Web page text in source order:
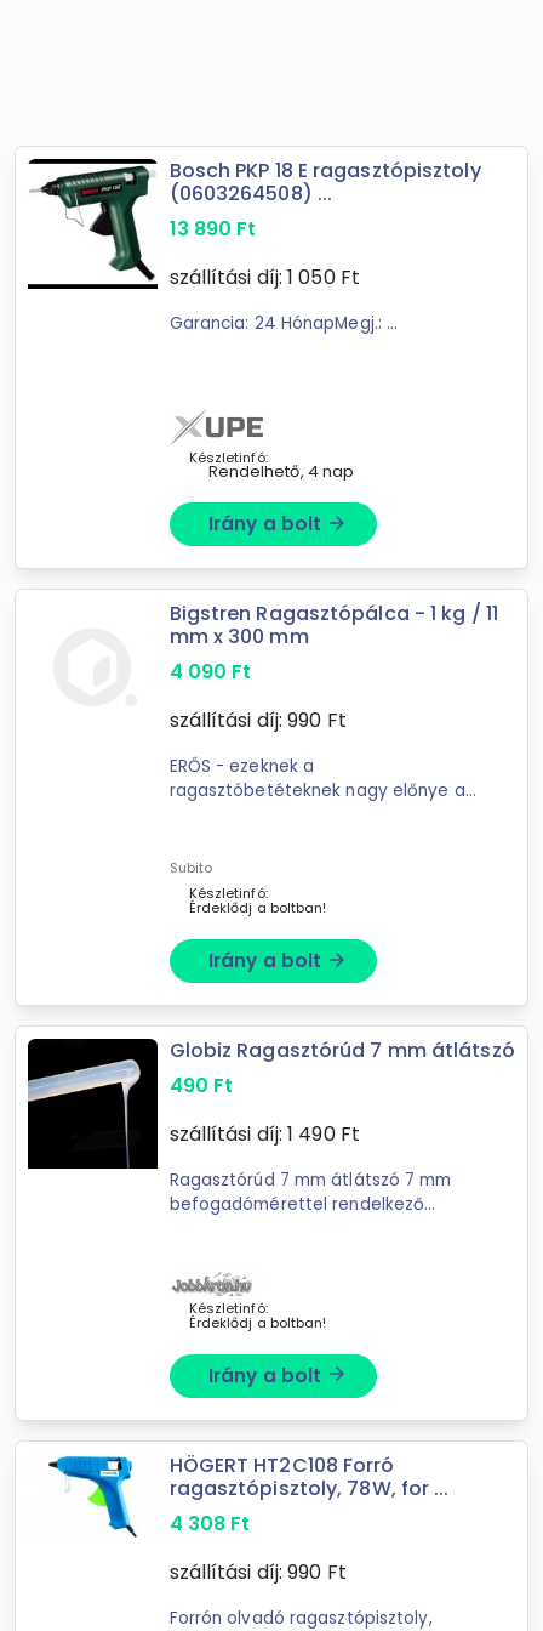
Bosch PKP 18 E ragasztópisztoly
(0603264508) ...
13 890 Ft
szállítási díj: 1 050Ft
Garancia: 24 HónapMegj.: ...
Készletinfó:
Rendelhető, 4 nap
Irány a bolt arrow_forward
Bigstren Ragasztópálca - 1 kg / 11
mm x 300 mm
4 090 Ft
szállítási díj: 990 Ft
ERŐS - ezeknek a
ragasztóbetéteknek nagy előnye a
ragasztott felület típusától.
UNIVERZÁLIS - a 11 ...
Subito
Készletinfó:
Érdeklődj a boltban!
Irány a bolt arrow_forward
Globiz Ragasztórúd 7 mm átlátszó
490 Ft
szállítási díj: 1 490Ft
Ragasztórúd 7 mm átlátszó 7 mm
befogadómérettel rendelkező
megolvad, amely a pisztoly segí
Készletinfó:
Érdeklődj a boltban!
Irány a bolt arrow_forward
HÖGERT HT2C108 Forró
ragasztópisztoly, 78W, for ...
4 308 Ft
szállítási díj: 990 Ft
Forrón olvadó ragasztópisztoly,